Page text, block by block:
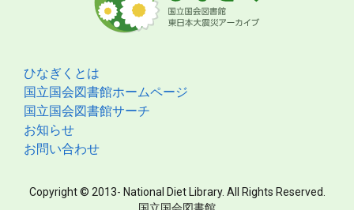
ひなぎくとは
国立国会図書館ホームページ
国立国会図書館サーチ
お知らせ
お問い合わせ
Copyright © 2013- National Diet Library. All Rights Reserved.